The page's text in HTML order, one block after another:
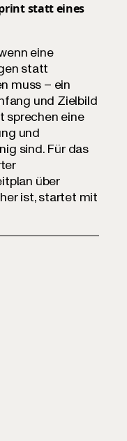
statt eines
eine
statt
muss – ein
und Zielbild
sprechen eine
und
sind. Für das
über
ist, startet mit